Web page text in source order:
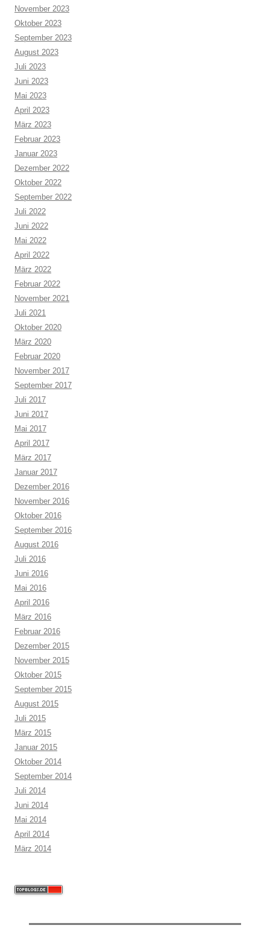
November 2023
Oktober 2023
September 2023
August 2023
Juli 2023
Juni 2023
Mai 2023
April 2023
März 2023
Februar 2023
Januar 2023
Dezember 2022
Oktober 2022
September 2022
Juli 2022
Juni 2022
Mai 2022
April 2022
März 2022
Februar 2022
November 2021
Juli 2021
Oktober 2020
März 2020
Februar 2020
November 2017
September 2017
Juli 2017
Juni 2017
Mai 2017
April 2017
März 2017
Januar 2017
Dezember 2016
November 2016
Oktober 2016
September 2016
August 2016
Juli 2016
Juni 2016
Mai 2016
April 2016
März 2016
Februar 2016
Dezember 2015
November 2015
Oktober 2015
September 2015
August 2015
Juli 2015
März 2015
Januar 2015
Oktober 2014
September 2014
Juli 2014
Juni 2014
Mai 2014
April 2014
März 2014